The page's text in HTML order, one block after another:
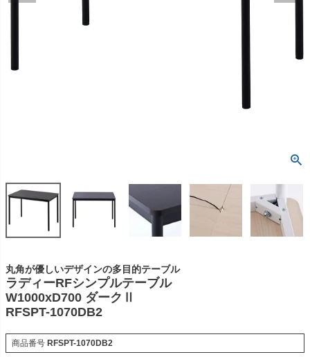
丸角が優しいデザインの多目的テーブル
ラディーRFシンプルテーブル
W1000xD700 ダークⅡ
RFSPT-1070DB2
商品番号 RFSPT-1070DB2